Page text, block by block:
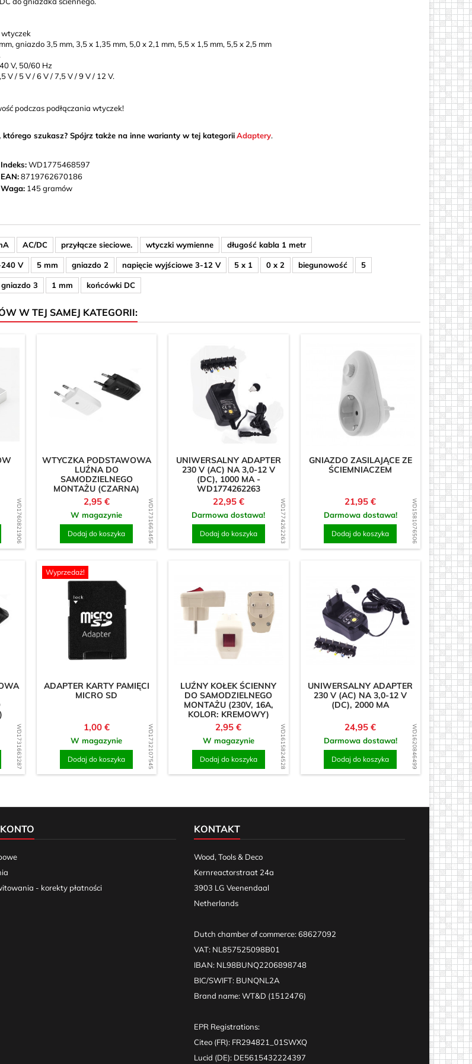
gniazdo 3,5 mm, 3,5 x 1,35 mm, 5,0 x 2,1 mm, 5,5 x 1,5 mm, 5,5 x 2,5 mm
V, 50/60 Hz
V / 5 V / 6 V / 7,5 V / 9 V / 12 V.
podczas podłączania wtyczek!
szukasz? Spójrz także na inne warianty w tej kategoriiAdaptery.
Indeks:WD1775468597
EAN:8719762670186
Waga: 145 gramów
AC/DC przyłącze sieciowe. wtyczki wymienne długość kabla 1 metr
V 5 mm gniazdo 2 napięcie wyjściowe 3-12 V 5 x 1 0 x 2 biegunowość 5
gniazdo 3 1 mm końcówki DC
W TEJ SAMEJ KATEGORII:
WD1760821906 WD1731663456
WTYCZKA PODSTAWOWA
LUŹNA DO
SAMODZIELNEGO
MONTAŻU (CZARNA)
Cena
2,95 €
W magazynie
Dodaj do koszyka WD1774262263
UNIWERSALNY ADAPTER
230 V (AC) NA 3,0-12 V
(DC), 1000 MA -
WD1774262263
Cena
22,95 €
Darmowa dostawa!
Dodaj do koszyka WD1581076506
GNIAZDO ZASILAJĄCE ZE
ŚCIEMNIACZEM
Cena
21,95 €
Darmowa dostawa!
Dodaj do koszyka
WD1731663287 WD1732107545
Wyprzedaż!
ADAPTER KARTY PAMIĘCI
MICRO SD
Cena
1,00 €
W magazynie
Dodaj do koszyka WD1615824528
LUŹNY KOŁEK ŚCIENNY
DO SAMODZIELNEGO
MONTAŻU (230V, 16A,
KOLOR: KREMOWY)
Cena
2,95 €
W magazynie
Dodaj do koszyka WD1620846499
UNIWERSALNY ADAPTER
230 V (AC) NA 3,0-12 V
(DC), 2000 MA
Cena
24,95 €
Darmowa dostawa!
Dodaj do koszyka
- korekty płatności
KONTAKT
Wood, Tools & Deco
Kernreactorstraat 24a
3903 LG Veenendaal
Netherlands
Dutch chamber of commerce: 68627092
VAT: NL857525098B01
IBAN: NL98BUNQ2206898748
BIC/SWIFT: BUNQNL2A
Brand name: WT&D (1512476)
EPR Registrations:
Citeo (FR): FR294821_01SWXQ
Lucid (DE): DE5615432224397